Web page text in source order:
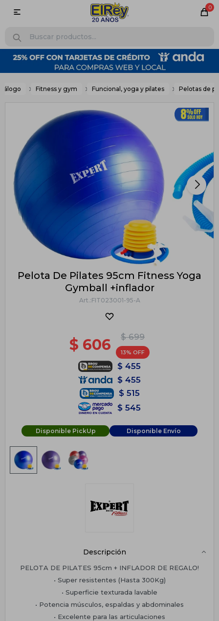
0

Fitness y gym Funcional, yoga y pilates Pelotas de
Pelota De Pilates 95cm Fitness Yoga
Gymball +inflador
FIT023001-95-A
$ 699
$ 606 13
$ 455
$ 455
$ 515
$ 545
Disponible PickUp Disponible Envío
Descripción
PELOTA DE PILATES 95cm + INFLADOR DE REGALO!
• Super resistentes (Hasta 300Kg)
• Superficie texturada lavable
• Potencia músculos, espaldas y abdominales
• Excelente para las articulaciones